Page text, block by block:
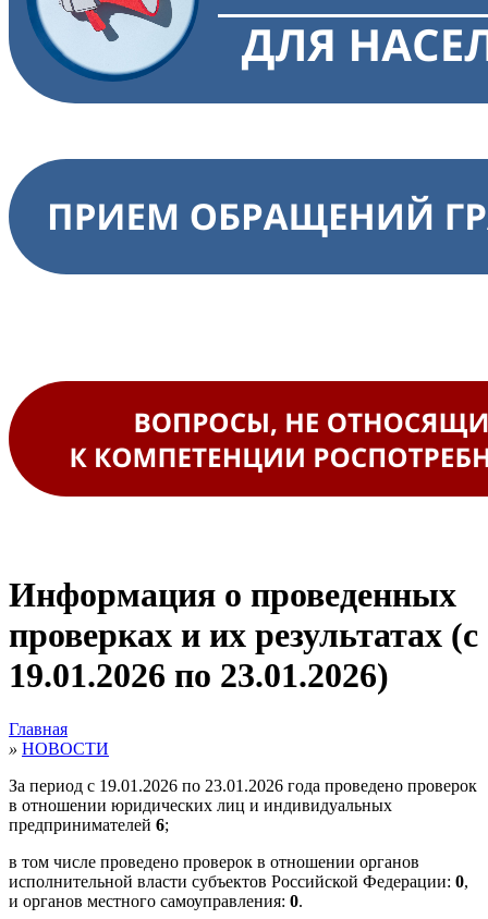
Информация о проведенных
проверках и их результатах (с
19.01.2026 по 23.01.2026)
Главная
» НОВОСТИ
За период с 19.01.2026 по 23.01.2026 года проведено проверок
в отношении юридических лиц и индивидуальных
предпринимателей 6;
в том числе проведено проверок в отношении органов
исполнительной власти субъектов Российской Федерации: 0,
и органов местного самоуправления: 0.